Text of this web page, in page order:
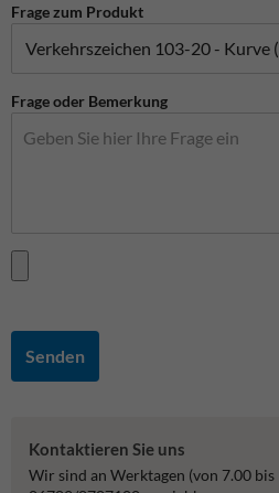
Frage zum Produkt
Frage oder Bemerkung
Senden
Kontaktieren Sie uns
Wir sind an Werktagen (von 7.00